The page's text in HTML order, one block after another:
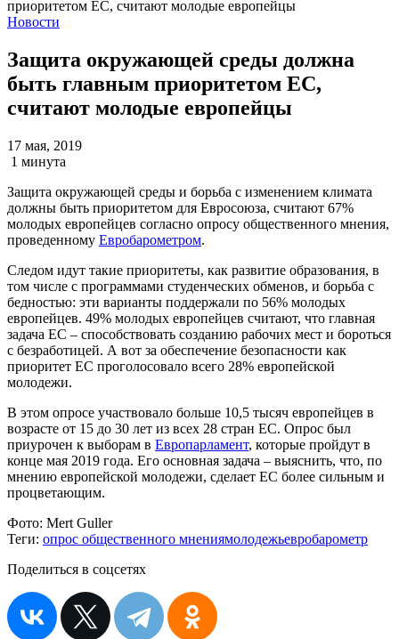
Новости
Защита окружающей среды должна
быть главным приоритетом ЕС,
считают молодые европейцы
17 мая, 2019
1 минута
Защита окружающей среды и борьба с изменением климата
должны быть приоритетом для Евросоюза, считают 67%
молодых европейцев согласно опросу общественного мнения,
проведенному Евробарометром.
Следом идут такие приоритеты, как развитие образования, в
том числе с программами студенческих обменов, и борьба с
бедностью: эти варианты поддержали по 56% молодых
европейцев. 49% молодых европейцев считают, что главная
задача ЕС – способствовать созданию рабочих мест и бороться
с безработицей. А вот за обеспечение безопасности как
приоритет ЕС проголосовало всего 28% европейской
молодежи.
В этом опросе участвовало больше 10,5 тысяч европейцев в
возрасте от 15 до 30 лет из всех 28 стран ЕС. Опрос был
приурочен к выборам в Европарламент, которые пройдут в
конце мая 2019 года. Его основная задача – выяснить, что, по
мнению европейской молодежи, сделает ЕС более сильным и
процветающим.
Фото: Mert Guller
Теги: опрос общественного мнениямолодежьевробарометр
Поделиться в соцсетях